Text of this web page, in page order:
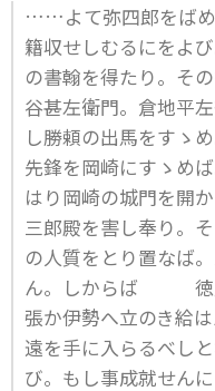
……よて弥四郎をばめ
籍収せしむるにをよ
の書翰を得たり。そ
谷甚左衛門。倉地平
し勝頼の出馬をすゝ
先鋒を岡崎にすゝ
はり岡崎の城門を
三郎殿を害し奉り。
の人質をとり置なば
ん。しからば 徳川
張か伊勢へ立のき給
遠を手に入らるべし
び。もし事成就せん